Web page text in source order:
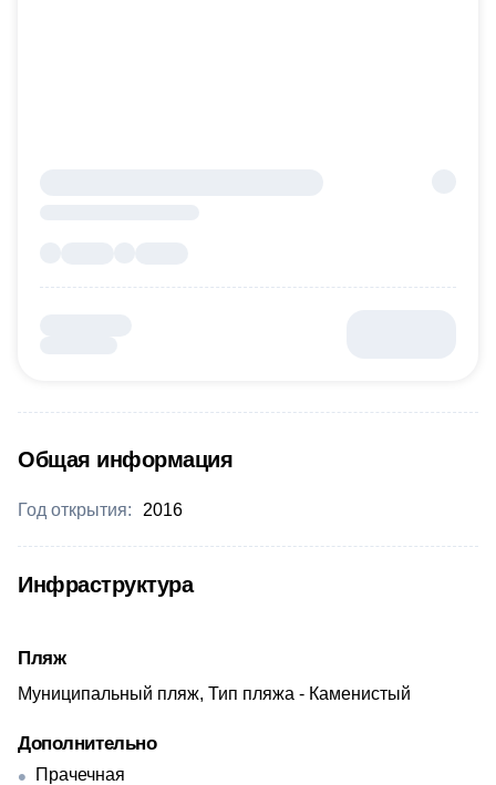
Общая информация
Год открытия: 2016
Инфраструктура
Пляж
Муниципальный пляж, Тип пляжа - Каменистый
Дополнительно
Прачечная